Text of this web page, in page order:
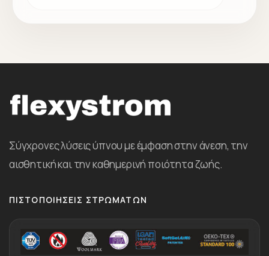
Σύγχρονες λύσεις ύπνου με έμφαση στην άνεση, την
αισθητική και την καθημερινή ποιότητα ζωής.
ΠΙΣΤΟΠΟΙΉΣΕΙΣ ΣΤΡΩΜΆΤΩΝ